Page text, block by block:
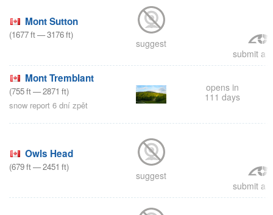
Mont Sutton
(1677ft—3176ft)
suggest
submit a
Mont Tremblant
(755ft—2871 ft)
snow report 6 dní zpět
opens in
111 days
Owls Head
(679ft—2451 ft)
suggest
submit a